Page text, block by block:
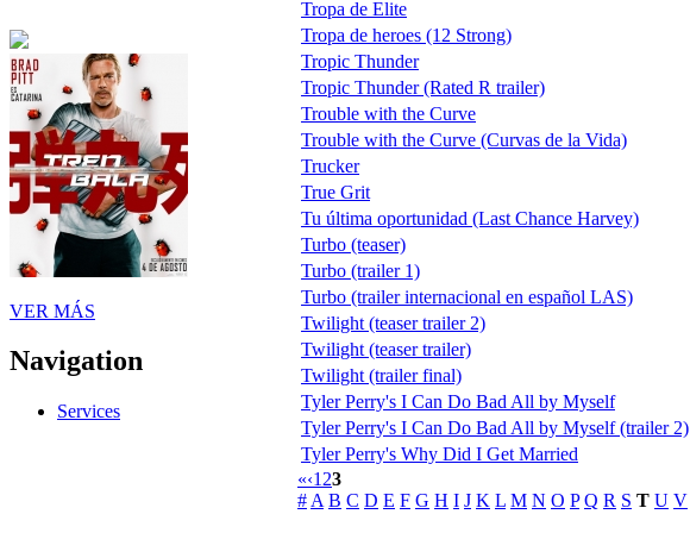
VER MÁS
Navigation
Services
Tropa de Elite
Tropa de heroes (12 Strong)
Tropic Thunder
Tropic Thunder (Rated R trailer)
Trouble with the Curve
Trouble with the Curve (Curvas de la Vida)
Trucker
True Grit
Tu última oportunidad (Last Chance Harvey)
Turbo (teaser)
Turbo (trailer 1)
Turbo (trailer internacional en español LAS)
Twilight (teaser trailer 2)
Twilight (teaser trailer)
Twilight (trailer final)
Tyler Perry's I Can Do Bad All by Myself
Tyler Perry's I Can Do Bad All by Myself (trailer 2)
Tyler Perry's Why Did I Get Married
«‹1 23
# A B C D E F G H I J K L M N O P Q R S T U V